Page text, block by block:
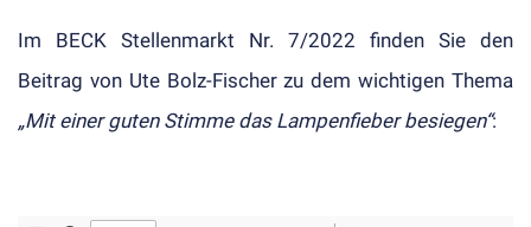
Im BECK Stellenmarkt Nr. 7/2022 finden Sie den
Beitrag von Ute Bolz-Fischerzu dem wichtigen Thema
„Mit einer guten Stimme das Lampenfieber besiegen“: